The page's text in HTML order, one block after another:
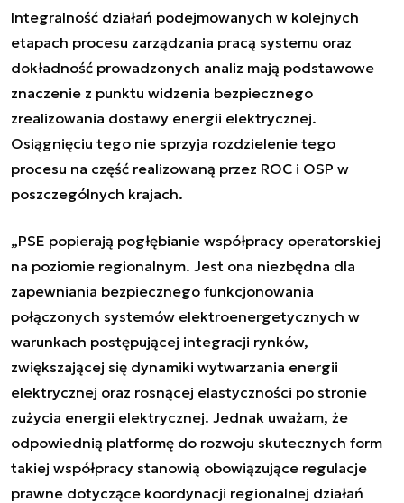
Integralność działań podejmowanych w kolejnych
etapach procesu zarządzania pracą systemu oraz
dokładność prowadzonych analiz mają podstawowe
znaczenie z punktu widzenia bezpiecznego
zrealizowania dostawy energii elektrycznej.
Osiągnięciu tego nie sprzyja rozdzielenie tego
procesu na część realizowaną przez ROC i OSP w
poszczególnych krajach.
„PSE popierają pogłębianie współpracy operatorskiej
na poziomie regionalnym. Jest ona niezbędna dla
zapewniania bezpiecznego funkcjonowania
połączonych systemów elektroenergetycznych w
warunkach postępującej integracji rynków,
zwiększającej się dynamiki wytwarzania energii
elektrycznej oraz rosnącej elastyczności po stronie
zużycia energii elektrycznej. Jednak uważam, że
odpowiednią platformę do rozwoju skutecznych form
takiej współpracy stanowią obowiązujące regulacje
prawne dotyczące koordynacji regionalnej działań